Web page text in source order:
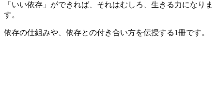
「いい依存」ができれば、それはむしろ、生きる力になりま
す。
依存の仕組みや、依存との付き合い方を伝授する1冊です。